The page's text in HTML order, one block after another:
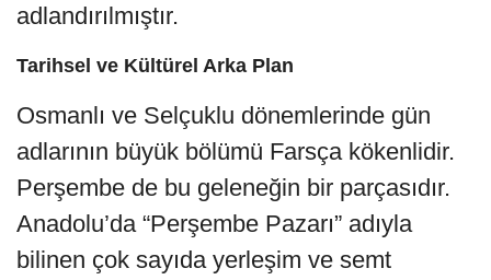
adlandırılmıştır.
Tarihsel ve Kültürel Arka Plan
Osmanlı ve Selçuklu dönemlerinde gün
adlarının büyük bölümü Farsça kökenlidir.
Perşembe de bu geleneğin bir parçasıdır.
Anadolu’da “Perşembe Pazarı” adıyla
bilinen çok sayıda yerleşim ve semt